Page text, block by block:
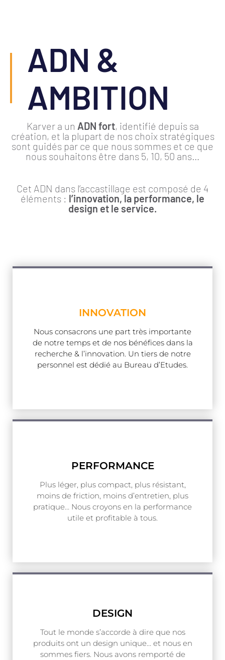
ADN &
AMBITION
Karver a un ADN fort, identifié depuis sa
création, et la plupart de nos choix stratégiques
sont guidés par ce que nous sommes et ce que
nous souhaitons être dans 5, 10, 50 ans…
Cet ADN dans l’accastillage est composé de 4
éléments : l’innovation, la performance, le
design et le service.
INNOVATION
Nous consacrons une part très importante
de notre temps et de nos bénéfices dans la
recherche & l’innovation. Un tiers de notre
personnel est dédié au Bureau d’Etudes.
PERFORMANCE
Plus léger, plus compact, plus résistant,
moins de friction, moins d’entretien, plus
pratique… Nous croyons en la performance
utile et profitable à tous.
DESIGN
Tout le monde s’accorde à dire que nos
produits ont un design unique… et nous en
sommes fiers. Nous avons remporté de